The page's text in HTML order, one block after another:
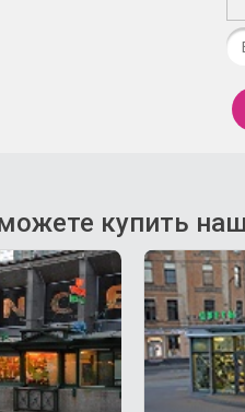
купить